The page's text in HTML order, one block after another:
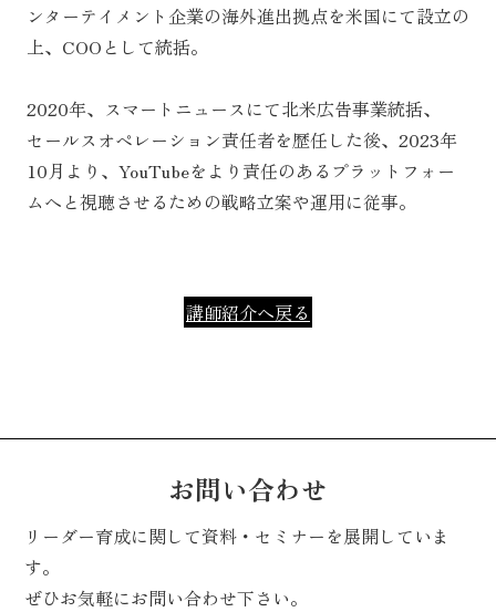
ンターテイメント企業の海外進出拠点を米国にて設立の
上、COOとして統括。
2020年、スマートニュースにて北米広告事業統括、
セールスオペレーション責任者を歴任した後、2023年
10月より、YouTubeをより責任のあるプラットフォー
ムへと視聴させるための戦略立案や運用に従事。
講師紹介へ戻る
お問い合わせ
リーダー育成に関して資料・セミナーを展開していま
す。
ぜひお気軽にお問い合わせ下さい。